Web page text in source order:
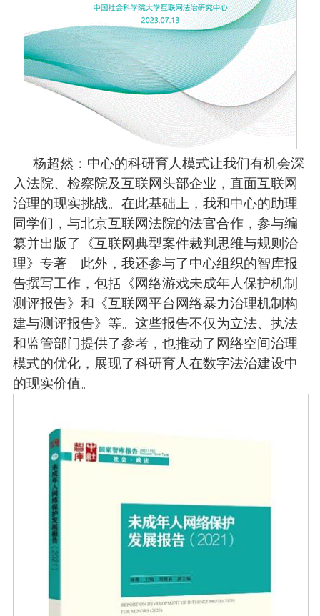
杨超然：中心的科研育人模式让我们有机会深
入法院、检察院及互联网头部企业，直面互联网
治理的现实挑战。在此基础上，我和中心的助理
同学们，与北京互联网法院的法官合作，参与编
纂并出版了《互联网典型案件裁判思维与规则治
理》专著。此外，我还参与了中心组织的智库报
告撰写工作，包括《网络游戏未成年人保护机制
测评报告》和《互联网平台网络暴力治理机制构
建与测评报告》等。这些报告不仅为立法、执法
和监管部门提供了参考，也推动了网络空间治理
模式的优化，展现了科研育人在数字法治建设中
的现实价值。